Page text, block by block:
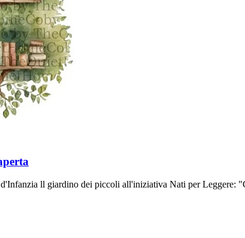
ll giardino dei piccoli all'iniziativa Nati per Leggere: